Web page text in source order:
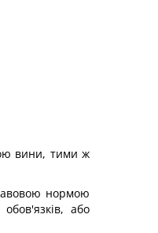
вини, тими ж
нормою
або